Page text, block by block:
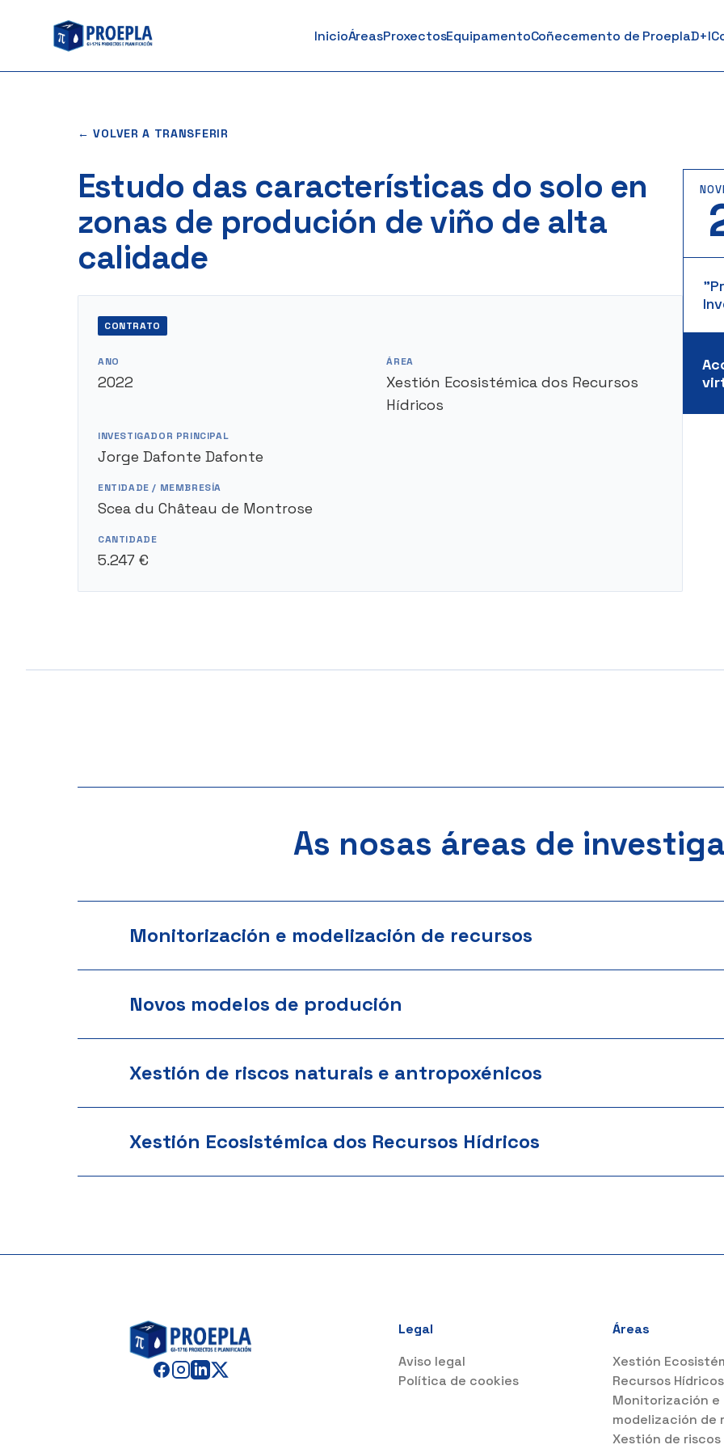
contido
InicioÁreasProxectosEquipamentoCoñecemento de ProeplaD+I
← VOLVER A TRANSFERIR
Estudo das características do solo en
zonas de produción de viño de alta
calidade
CONTRATO
ANO
2022
ÁREA
Xestión Ecosistémica dos Recursos
Hídricos
INVESTIGADOR PRINCIPAL
Jorge Dafonte Dafonte
ENTIDADE / MEMBRESÍA
Scea du Château de Montrose
CANTIDADE
5.247 €
As nosas áreas de
Monitorización e modelización de recursos
Novos modelos de produción
Xestión de riscos naturais e antropoxénicos
Xestión Ecosistémica dos Recursos Hídricos
Legal
Aviso legal
Política de cookies
Áreas
Xestión
Recursos Hídricos
Monitorización e
modelización de
Xestión de